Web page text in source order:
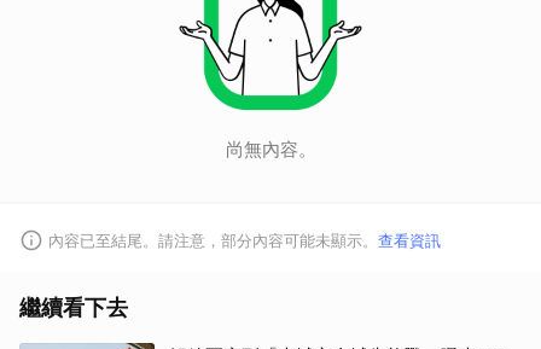
尚無內容。
內容已至結尾。請注意，部分內容可能未顯示。 查看資訊
繼續看下去